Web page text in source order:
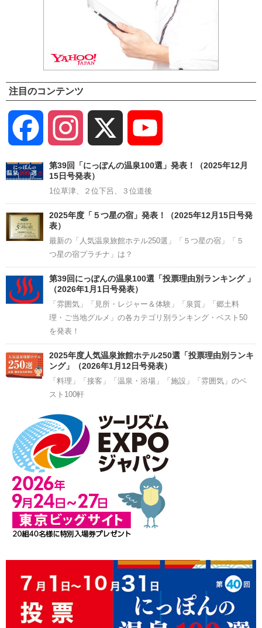
注目のコンテンツ
Facebook Instagram
Channel
第39回「にっぽんの温泉100選」発表！（2025年12月
15日号発表）
1位草津、２位下呂、３位道後
2025年度「５つ星の宿」発表！（2025年12月15日号発
表）
最新の「人気温泉旅館ホテル250選」「５つ星の宿」「５
つ星の宿プラチナ」は？
第39回にっぽんの温泉100選「投票理由別ランキング 」
（2026年1月1日号発表）
「雰囲気」「見所・レジャー＆体験」「泉質」「郷土料
理・ご当地グルメ」の各カテゴリ別ランキング・ベスト50
を発表！
2025年度人気温泉旅館ホテル250選「投票理由別ランキ
ング」（2026年1月12日号発表）
「料理」「接客」「温泉・浴場」「施設」「雰囲気」のベ
スト100軒